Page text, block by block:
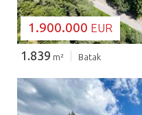
1.900.000 EUR
1.839 m² Batak